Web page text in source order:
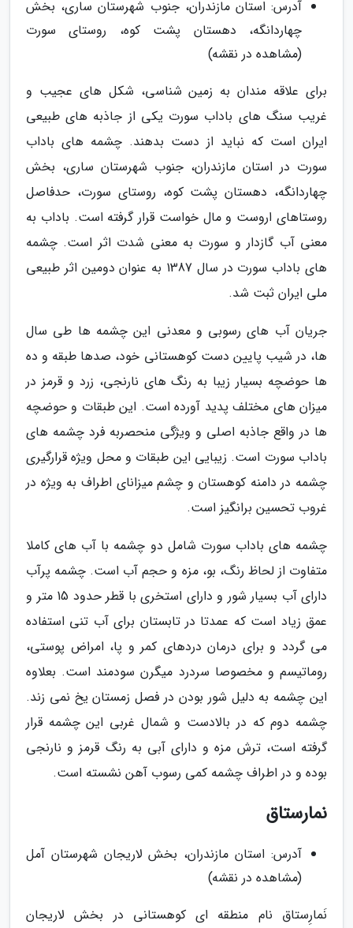
آدرس: استان مازندران، جنوب شهرستان ساری، بخش
چهاردانگه، دهستان پشت کوه، روستای سورت
(مشاهده در نقشه)
برای علاقه مندان به زمین شناسی، شکل های عجیب و
غریب سنگ های باداب سورت یکی از جاذبه های طبیعی
ایران است که نباید از دست بدهند. چشمه های باداب
سورت در استان مازندران، جنوب شهرستان ساری، بخش
چهاردانگه، دهستان پشت کوه، روستای سورت، حدفاصل
روستاهای اروست و مال خواست قرار گرفته است. باداب به
معنی آب گازدار و سورت به معنی شدت اثر است. چشمه
های باداب سورت در سال 1387 به عنوان دومین اثر طبیعی
ملی ایران ثبت شد.
جریان آب های رسوبی و معدنی این چشمه ها طی سال
ها، در شیب پایین دست کوهستانی خود، صدها طبقه و ده
ها حوضچه بسیار زیبا به رنگ های نارنجی، زرد و قرمز در
میزان های مختلف پدید آورده است. این طبقات و حوضچه
ها در واقع جاذبه اصلی و ویژگی منحصربه فرد چشمه های
باداب سورت است. زیبایی این طبقات و محل ویژه قرارگیری
چشمه در دامنه کوهستان و چشم میزانای اطراف به ویژه در
غروب تحسین برانگیز است.
چشمه های باداب سورت شامل دو چشمه با آب های کاملا
متفاوت از لحاظ رنگ، بو، مزه و حجم آب است. چشمه پرآب
دارای آب بسیار شور و دارای استخری با قطر حدود 15 متر و
عمق زیاد است که عمدتا در تابستان برای آب تنی استفاده
می گردد و برای درمان دردهای کمر و پا، امراض پوستی،
روماتیسم و مخصوصا سردرد میگرن سودمند است. بعلاوه
این چشمه به دلیل شور بودن در فصل زمستان یخ نمی زند.
چشمه دوم که در بالادست و شمال غربی این چشمه قرار
گرفته است، ترش مزه و دارای آبی به رنگ قرمز و نارنجی
بوده و در اطراف چشمه کمی رسوب آهن نشسته است.
نمارستاق
آدرس: استان مازندران، بخش لاریجان شهرستان آمل
(مشاهده در نقشه)
نَمارِستاق نام منطقه ای کوهستانی در بخش لاریجان